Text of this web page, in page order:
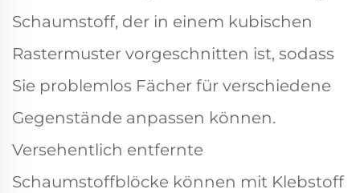
Schaumstoff, der in einem kubischen
Rastermuster vorgeschnitten ist, sodass
Sie problemlos Fächer für verschiedene
Gegenstände anpassen können.
Versehentlich entfernte
Schaumstoffblöcke können mit Klebstoff